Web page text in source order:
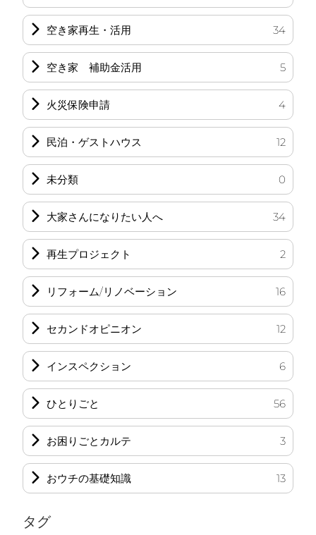
空き家再生・活用 34
空き家 補助金活用 5
火災保険申請 4
民泊・ゲストハウス 12
未分類 0
大家さんになりたい人へ 34
再生プロジェクト 2
リフォーム/リノベーション 16
セカンドオピニオン 12
インスペクション 6
ひとりごと 56
お困りごとカルテ 3
おウチの基礎知識 13
タグ